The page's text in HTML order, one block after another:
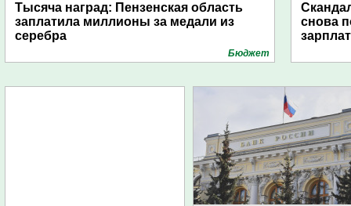
Тысяча наград: Пензенская область
заплатила миллионы за медали из
серебра
Бюджет
снова